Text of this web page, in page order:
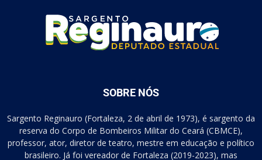
SOBRE NÓS
Sargento Reginauro (Fortaleza, 2 de abril de 1973), é sargento da
reserva do Corpo de Bombeiros Militar do Ceará (CBMCE),
professor, ator, diretor de teatro, mestre em educação e político
brasileiro. Já foi vereador de Fortaleza (2019-2023), mas